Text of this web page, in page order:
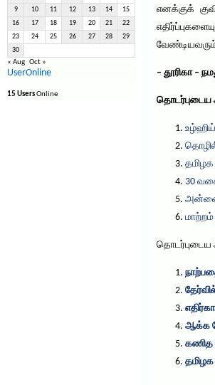
9 10 11 12 13 14 15
16 17 18 19 20 21 22
23 24 25 26 27 28 29
30
« Aug Oct »
UserOnline
15 UsersOnline
எனக்குக்
– தூரிகா –
30
அன்னை
மாற்றம்
ஆக்க
கணித